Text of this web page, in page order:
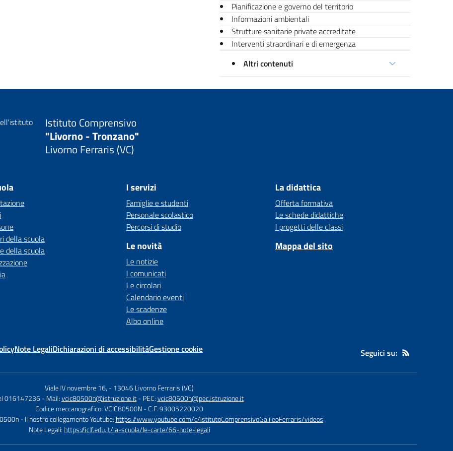
Pianificazione e governo del territorio
Informazioni ambientali
Strutture sanitarie private accreditate
Interventi straordinari e di emergenza
Altri contenuti
Istituto Comprensivo
"Livorno - Tronzano"
Livorno Ferraris (VC)
della scuola
della scuola
I servizi
Famiglie e studenti
Personale scolastico
Percorsi di studio
Le novità
Le notizie
I comunicati
Le circolari
Calendario eventi
Le scadenze
Albo online
La didattica
Offerta formativa
Le schede didattiche
I progetti delle classi
Mappa del sito
Note LegaliDichiarazioni di accessibilitàGestione cookie Seguici su:
Viale IV novembre 16, -13046 Livorno Ferraris (VC)
016147236 - Mail:vcic80500n@istruzione.it - PEC:vcic80500n@pec.istruzione.it
Codice meccanografico: VCIC80500N- C.F. 93005220020
- Il nostro collegamento Youtube: https://www.youtube.com/c/IstitutoComprensivoGalileoFerraris/videos
Note Legali: https://iclf.edu.it/la-scuola/le-carte/66-note-legali